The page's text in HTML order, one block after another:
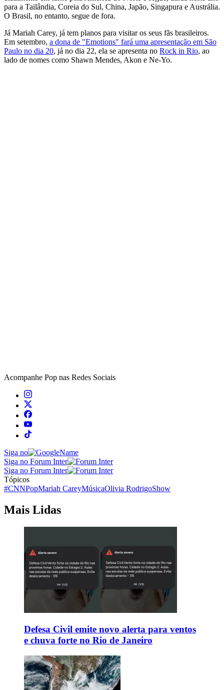
para a Tailândia, Coreia do Sul, China, Japão, Singapura e Austrália.
O Brasil, no entanto, segue de fora.
Já Mariah Carey, já tem planos para visitar os seus fãs brasileiros.
Em setembro, a dona de "Emotions" fará uma apresentação em São
Paulo no dia 20, já no dia 22, ela se apresenta no Rock in Rio, ao
lado de nomes como Shawn Mendes, Akon e Ne-Yo.
Acompanhe Pop nas Redes Sociais
Siga no
Siga no Forum Inter
Siga no Forum Inter
Tópicos
#CNNPopMariah CareyMúsicaOlivia RodrigoShow
Mais Lidas
Defesa Civil emite novo alerta para ventos
e chuva forte no Rio de Janeiro